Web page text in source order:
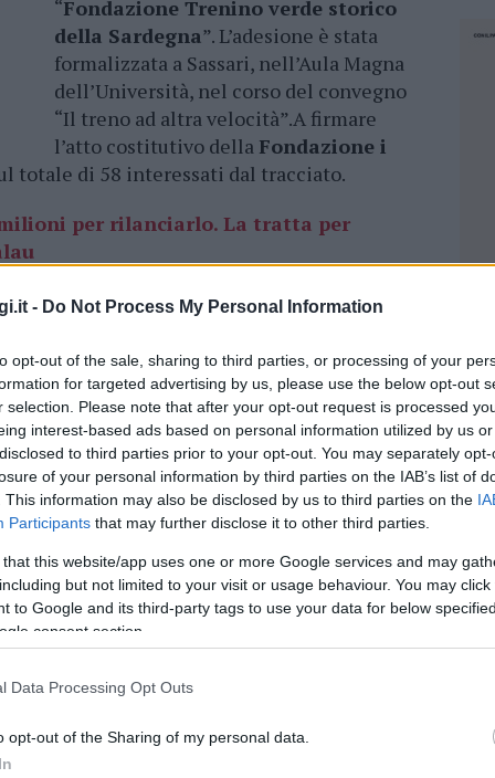
- Do Not Process My Personal Information
opt-out of the sale, sharing to third parties, or processing of your
for targeted advertising by us, please use the below opt-out
selection. Please note that after your opt-out request is processed
interest-based ads based on personal information utilized by us
to third parties prior to your opt-out. You may separately
of your personal information by third parties on the IAB’s list of
This information may also be disclosed by us to third parties on the
Participants that may further disclose it to other third parties.
that this website/app uses one or more Google services and may
but not limited to your visit or usage behaviour. You may
to Google and its third-party tags to use your data for below
consent section.
Data Processing Opt Outs
opt-out of the Sharing of my personal data.
“Fondazione Trenino verde storico
della Sardegna”. L’adesione è stata
formalizzata a Sassari, nell’Aula Magna
dell’Università, nel corso del convegno
“Il treno ad altra velocità”.A firmare
l’atto costitutivo della Fondazione i
totale di 58 interessati dal tracciato.
per rilanciarlo. La tratta per
e la faranno successivamente –
di
partecipato l’assessore regionale dei
l’amministratore unico Roberto
Poledrini.
l’assessore Moro. “Firmiamo l’atto
questa straordinaria risorsa
veicolo della nostra identità, e per
quelli dell’interno, che hanno maggiore
della Regione”. Per sostenere il progetto,
Solinas, “ci sono le risorse già stanziate e ci
antica d’Europa
trovare un meccanismo di gestione
e ai territori di essere protagonisti e
strumento per favorire la crescita turistica e